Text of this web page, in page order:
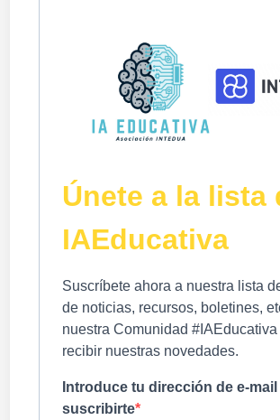
Únete a la lista
IAEducativa
Suscríbete ahora a nuestra lista
de noticias, recursos, boletines,
nuestra Comunidad #IAEducativa
recibir nuestras novedades.
Introduce tu dirección de e-
suscribirte